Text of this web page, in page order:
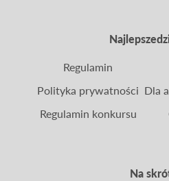
Na
Regulamin
Polityka prywatności
Regulamin konkursu
Dla